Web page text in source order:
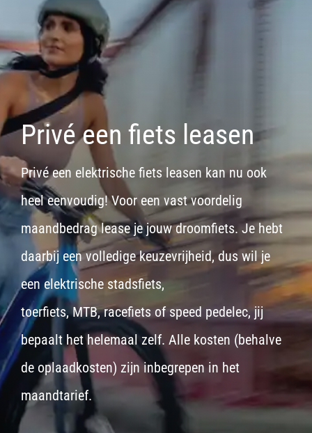
Privé een fiets leasen
Privé een elektrische fiets leasen kan nu ook
heel eenvoudig! Voor een vast voordelig
maandbedrag lease je jouw droomfiets. Je hebt
daarbij een volledige keuzevrijheid, dus wil je
eenelektrische stadsfiets,
toerfiets,MTB,racefietsof speed pedelec, jij
bepaalt het helemaal zelf. Alle kosten (behalve
de oplaadkosten) zijn inbegrepen in het
maandtarief.